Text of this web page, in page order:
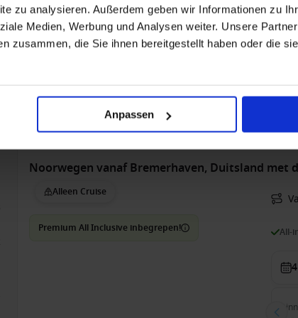
zu analysieren. Außerdem geben wir Informationen zu
Medien, Werbung und Analysen weiter. Unsere
zusammen, die Sie ihnen bereitgestellt haben oder die
Anpassen
Noorwegen vanaf Bremerhaven, Duitsland met
Alleen Cruise
Premium All Inclusive inbegrepen! All-